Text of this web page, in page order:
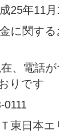
25年11
関する
、電話
りです
0111
東日本エ